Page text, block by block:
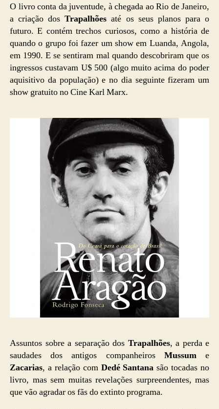
O livro conta da juventude, à chegada ao Rio de Janeiro,
a criação dosTrapalhões até os seus planos para o
futuro. E contém trechos curiosos, como a história de
quando o grupo foi fazer um show em Luanda, Angola,
em 1990. E se sentiram mal quando descobriram que os
ingressos custavam U$ 500 (algo muito acima do poder
aquisitivo da população) e no dia seguinte fizeram um
show gratuito no Cine Karl Marx.
Assuntos sobre a separação dos Trapalhões, a perda e
saudades dos antigos companheiros Mussume
Zacarias, a relação com Dedé Santana são tocadas no
livro, mas sem muitas revelações surpreendentes, mas
que vão agradar os fãs do extinto programa.